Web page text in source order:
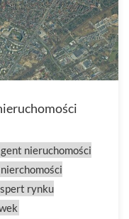
nieruchomości
rynku